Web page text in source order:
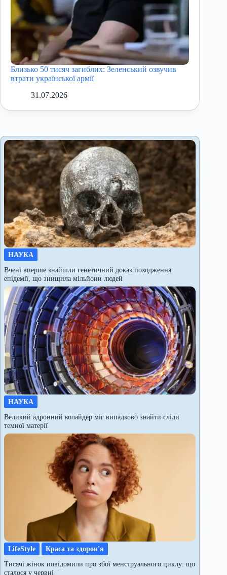
Близько 50 тисяч загиблих: Зеленський озвучив
втрати української армії
31.07.2026
НАУКА
Вчені вперше знайшли генетичний доказ походження
епідемії, що знищила мільйони людей
НАУКА
Великий адронний колайдер міг випадково знайти сліди
темної матерії
LifeStyle
Краса та здоров'я
Тисячі жінок повідомили про збої менструального циклу: що
сталося у червні